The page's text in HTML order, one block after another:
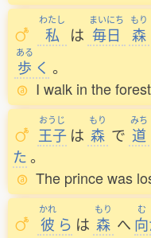
わたし
私 は
まいにち
毎日
もり
森
ある
歩 く 。
I walk in the
おうじ
王子 は
もり
森 で
みち
道
た。
The prince was
かれ
彼 ら は
もり
森 へ
む
向